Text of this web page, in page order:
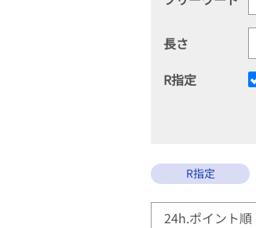
長さ
R指定
R指定